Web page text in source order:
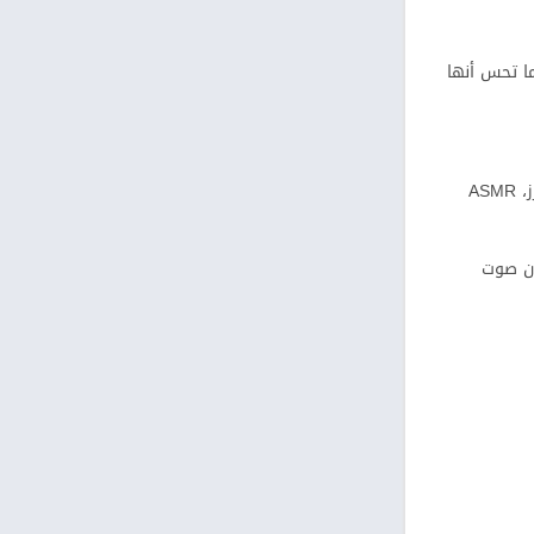
تحس أنها
ASMR هو اختصار لتجربة حسّية مرتبطة بأصوات أو مؤثرات ناعمة تخلي بعض الناس يحسون براحة أو “وخز” لطيف في الرأس. داخل ألعاب تلوين بالخرز، ASMR
صوت